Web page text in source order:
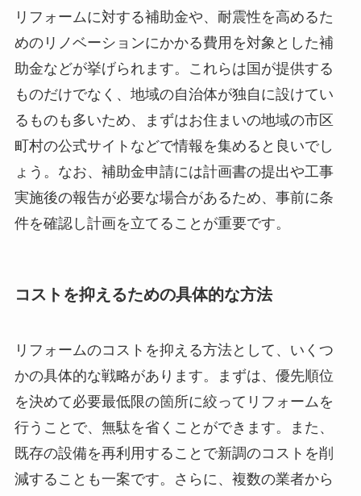
リフォームに対する補助金や、耐震性を高めるた
めのリノベーションにかかる費用を対象とした補
助金などが挙げられます。これらは国が提供する
ものだけでなく、地域の自治体が独自に設けてい
るものも多いため、まずはお住まいの地域の市区
町村の公式サイトなどで情報を集めると良いでし
ょう。なお、補助金申請には計画書の提出や工事
実施後の報告が必要な場合があるため、事前に条
件を確認し計画を立てることが重要です。
コストを抑えるための具体的な方法
リフォームのコストを抑える方法として、いくつ
かの具体的な戦略があります。まずは、優先順位
を決めて必要最低限の箇所に絞ってリフォームを
行うことで、無駄を省くことができます。また、
既存の設備を再利用することで新調のコストを削
減することも一案です。さらに、複数の業者から